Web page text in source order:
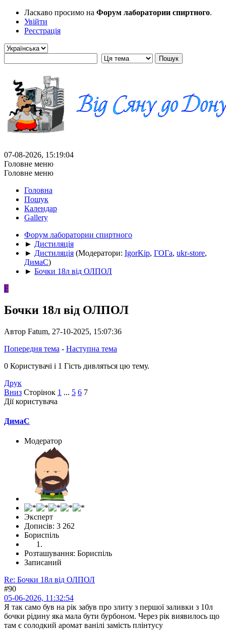
Ласкаво просимо на Форум лаборатории спиртного.
Увійти
Реєстрація
07-08-2026, 15:19:04
Головне меню
Головне меню
Головна
Пошук
Календар
Gallery
Форум лаборатории спиртного
► Дистиляція
► Дистиляція (Модератори: IgorKip, ГОГа, ukr-store,
ДимаС)
► Бочки 18л від ОЛПОЛ
F
Бочки 18л від ОЛПОЛ
Автор Fatum, 27-10-2025, 15:07:36
Попередня тема - Наступна тема
0 Користувачі і 1 Гість дивляться цю тему.
Друк
Вниз Сторінок 1 ... 5 6 7
Дії користувача
ДимаС
Модератор
Эксперт
Дописів: 3 262
Бориспіль
Розташування: Бориспіль
Записаний
Re: Бочки 18л від ОЛПОЛ
#90
05-06-2026, 11:32:54
Я так само був на рік забув про злиту з першої заливки з 10л
бочки рідину яка мала бути бурбоном. Через рік виявилось що
там є солодкий аромат ванілі замість плінтусу